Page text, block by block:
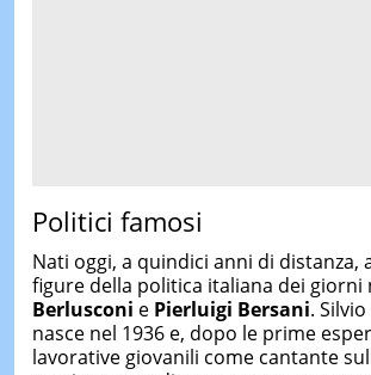
Politici famosi
Nati oggi, a quindici anni di distanza,
figure della politica italiana dei giorni
Berlusconi e Pierluigi Bersani.
nasce nel 1936 e, dopo le prime
lavorative giovanili come cantante